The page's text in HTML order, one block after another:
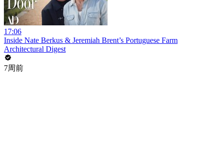
17:06
Inside Nate Berkus & Jeremiah Brent’s Portuguese Farm
Architectural Digest
7周前